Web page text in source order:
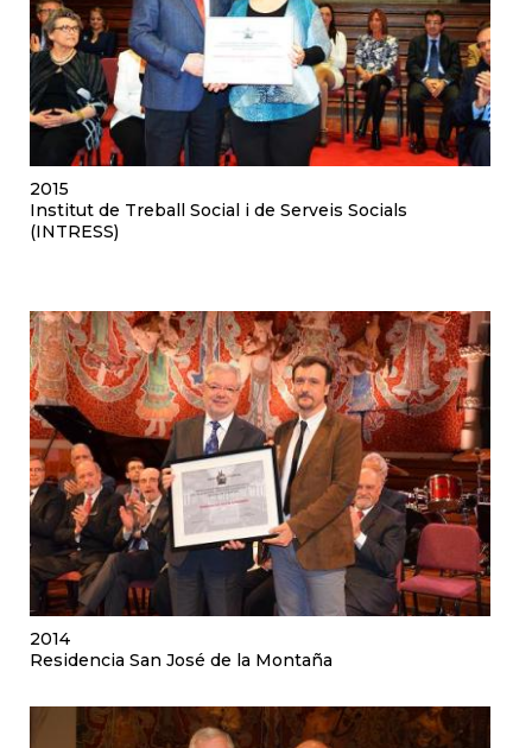
2015
Institut de Treball Social i de Serveis Socials
(INTRESS)
2014
Residencia San José de la Montaña